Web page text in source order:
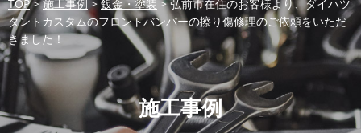
TOP>施工事例 > 鈑金・塗装 >弘前市在住のお客様より、ダイハツ
タントカスタムのフロントバンパーの擦り傷修理のご依頼をいただ
きました！
施工事例